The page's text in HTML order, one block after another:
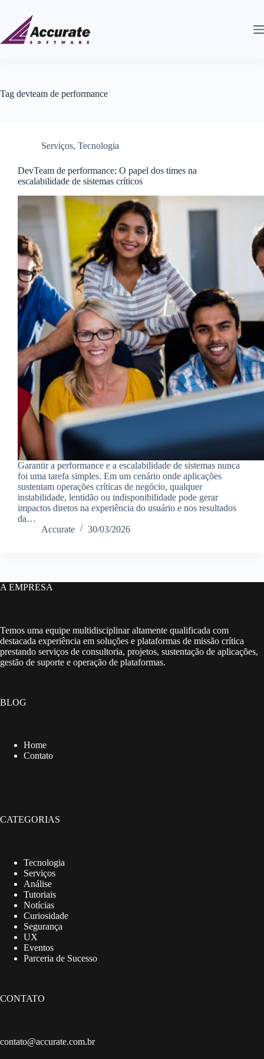
Tag devteam de performance
Serviços, Tecnologia
DevTeam de performance: O papel dos times na
escalabilidade de sistemas críticos
Garantir a performance e a escalabilidade de sistemas nunca
foi uma tarefa simples. Em um cenário onde aplicações
sustentam operações críticas de negócio, qualquer
instabilidade, lentidão ou indisponibilidade pode gerar
impactos diretos na experiência do usuário e nos resultados
da…
Accurate
30/03/2026
A EMPRESA
Temos uma equipe multidisciplinar altamente qualificada com
destacada experiência em soluções e plataformas de missão crítica
prestando serviços de consultoria, projetos, sustentação de aplicações,
gestão de suporte e operação de plataformas.
BLOG
Home
Contato
CATEGORIAS
Tecnologia
Serviços
Análise
Tutoriais
Notícias
Curiosidade
Segurança
UX
Eventos
Parceria de Sucesso
CONTATO
contato@accurate.com.br